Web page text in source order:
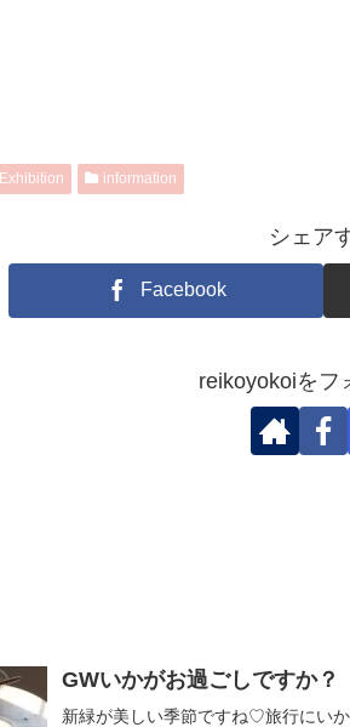
Exhibition information
シェア
Facebook
reikoyokoiをフ
GWいかがお過ごしですか？
新緑が美しい季節ですね♡旅行にい